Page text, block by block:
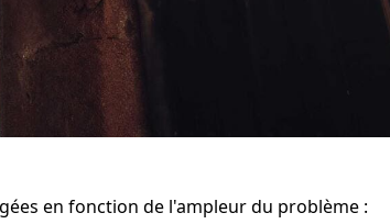
en fonction de l'ampleur du problème :